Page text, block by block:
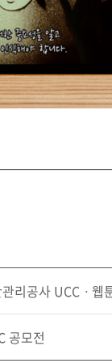
리공사 UCCㆍ웹
공모전